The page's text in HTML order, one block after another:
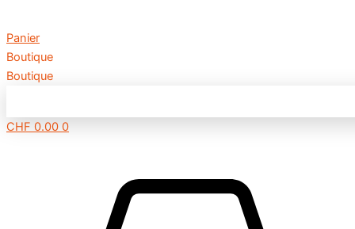
Panier
Boutique
Boutique
CHF 0.00 0